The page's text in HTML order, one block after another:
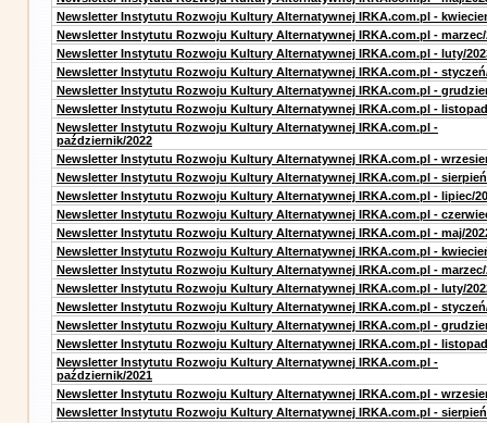
Newsletter Instytutu Rozwoju Kultury Alternatywnej IRKA.com.pl -
Newsletter Instytutu Rozwoju Kultury Alternatywnej IRKA.com.pl - marzec/
Newsletter Instytutu Rozwoju Kultury Alternatywnej IRKA.com.pl - luty/
Newsletter Instytutu Rozwoju Kultury Alternatywnej IRKA.com.pl -
Newsletter Instytutu Rozwoju Kultury Alternatywnej IRKA.com.pl -
Newsletter Instytutu Rozwoju Kultury Alternatywnej IRKA.com.pl -
Newsletter Instytutu Rozwoju Kultury Alternatywnej IRKA.com.pl -
październik/2022
Newsletter Instytutu Rozwoju Kultury Alternatywnej IRKA.com.pl -
Newsletter Instytutu Rozwoju Kultury Alternatywnej IRKA.com.pl -
Newsletter Instytutu Rozwoju Kultury Alternatywnej IRKA.com.pl - lipiec/
Newsletter Instytutu Rozwoju Kultury Alternatywnej IRKA.com.pl -
Newsletter Instytutu Rozwoju Kultury Alternatywnej IRKA.com.pl - maj/
Newsletter Instytutu Rozwoju Kultury Alternatywnej IRKA.com.pl -
Newsletter Instytutu Rozwoju Kultury Alternatywnej IRKA.com.pl - marzec/
Newsletter Instytutu Rozwoju Kultury Alternatywnej IRKA.com.pl - luty/
Newsletter Instytutu Rozwoju Kultury Alternatywnej IRKA.com.pl -
Newsletter Instytutu Rozwoju Kultury Alternatywnej IRKA.com.pl -
Newsletter Instytutu Rozwoju Kultury Alternatywnej IRKA.com.pl -
Newsletter Instytutu Rozwoju Kultury Alternatywnej IRKA.com.pl -
październik/2021
Newsletter Instytutu Rozwoju Kultury Alternatywnej IRKA.com.pl -
Newsletter Instytutu Rozwoju Kultury Alternatywnej IRKA.com.pl -